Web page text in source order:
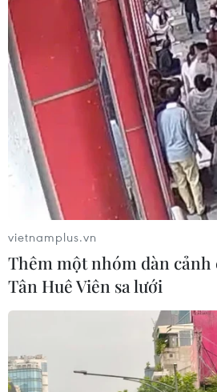
#Evo Morales #Tình hình Bolivia
#Miễn thị thực
Theo dõi VietnamPlus
TIN LIÊN QUAN
vietnamplus.vn
Thêm một nhóm dàn cảnh
Tân Huê Viên sa lưới